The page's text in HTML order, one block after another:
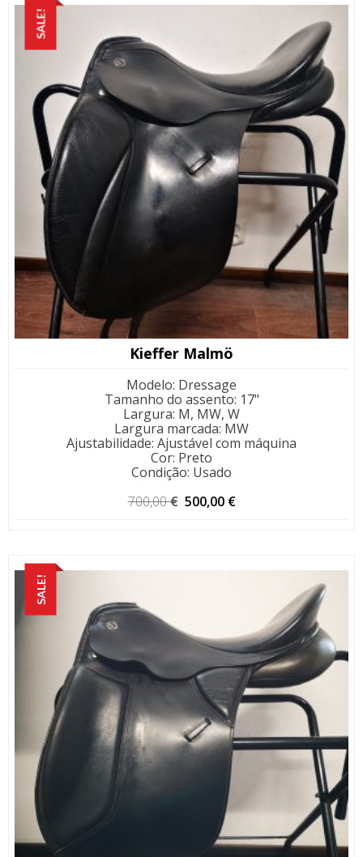
SALE!
Kieffer Malmö
Modelo: Dressage
Tamanho do assento: 17"
Largura: M, MW, W
Largura marcada: MW
Ajustabilidade: Ajustável com máquina
Cor: Preto
Condição: Usado
700,00€ O
500,00 €
SALE!